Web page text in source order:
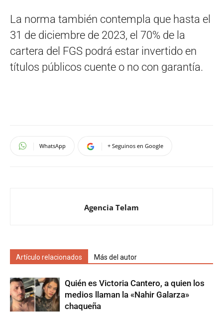
La norma también contempla que hasta el
31 de diciembre de 2023, el 70% de la
cartera del FGS podrá estar invertido en
títulos públicos cuente o no con garantía.
WhatsApp + Seguinos en Google
Agencia Telam
Artículo relacionados Más del autor
Quién es Victoria Cantero, a quien los
medios llaman la «Nahir Galarza»
chaqueña